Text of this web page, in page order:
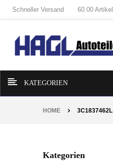
Schneller Versand 60.00 Artikel
KATEGORIEN
HOME 3C1837462L
Kategorien